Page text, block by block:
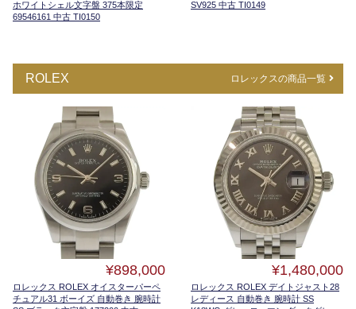
ホワイトシェル文字盤 375本限定
69546161 中古 TI0150
SV925 中古 TI0149
ROLEX ロレックスの商品一覧
¥898,000
ロレックス ROLEX オイスターパーペ
チュアル31 ボーイズ 自動巻き 腕時計
¥1,480,000
ロレックス ROLEX デイトジャスト28
レディース 自動巻き 腕時計 SS